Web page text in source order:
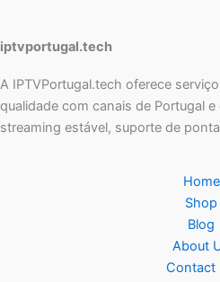
iptvportugal.tech
A IPTVPortugal.tech oferece
qualidade com canais de Portugal
streaming estável, suporte de
Home
Shop
Blog
About
Contact